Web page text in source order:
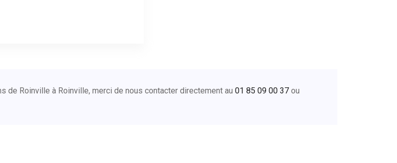
de Roinville à Roinville, merci de nous contacter directement au 01 85 09 00 37 ou